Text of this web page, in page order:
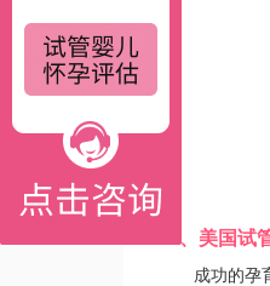
一、美国试
成功的孕育